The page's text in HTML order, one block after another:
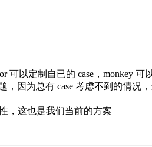
可以定制自已的 case，monkey 可
因为总有 case 考虑不到的情况
，这也是我们当前的方案